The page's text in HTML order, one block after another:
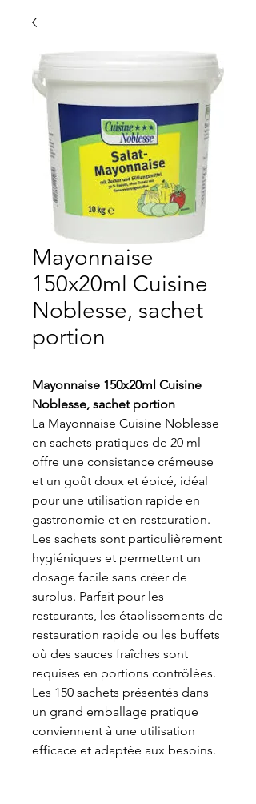
Mayonnaise
150x20ml Cuisine
Noblesse, sachet
portion
Mayonnaise 150x20ml Cuisine
Noblesse, sachet portion
La Mayonnaise Cuisine Noblesse
en sachets pratiques de 20 ml
offre une consistance crémeuse
et un goût doux et épicé, idéal
pour une utilisation rapide en
gastronomie et en restauration.
Les sachets sont particulièrement
hygiéniques et permettent un
dosage facile sans créer de
surplus. Parfait pour les
restaurants, les établissements de
restauration rapide ou les buffets
où des sauces fraîches sont
requises en portions contrôlées.
Les 150 sachets présentés dans
un grand emballage pratique
conviennent à une utilisation
efficace et adaptée aux besoins.